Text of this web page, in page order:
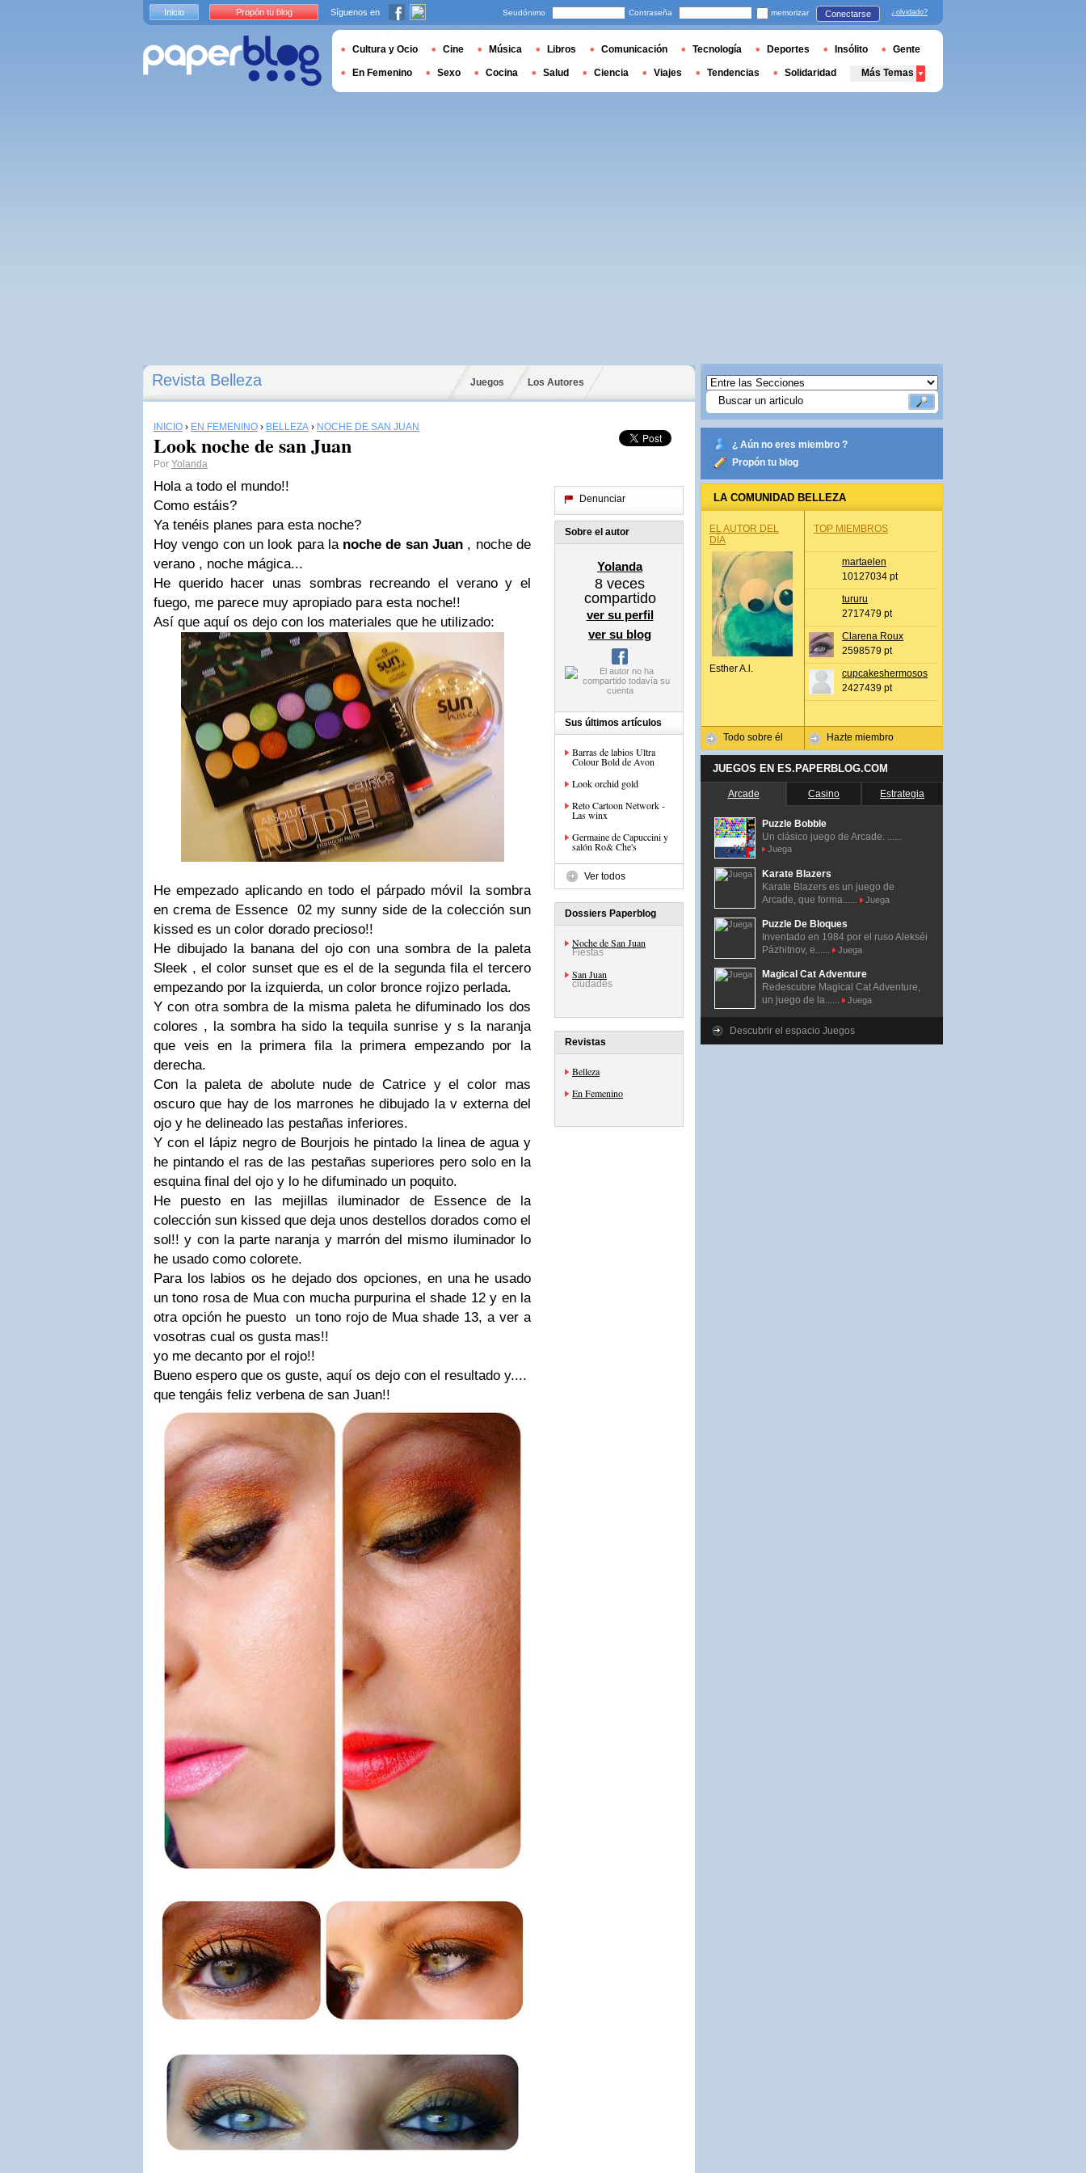
Revista Belleza Juegos Los Autores
INICIO › EN FEMENINO › BELLEZA › NOCHE DE SAN JUAN
Look noche de san Juan
Por Yolanda
Hola a todo el mundo!!
Como estáis?
Ya tenéis planes para esta noche?
Hoy vengo con un look para la noche de san Juan , noche de
verano , noche mágica...
He querido hacer unas sombras recreando el verano y el
fuego, me parece muy apropiado para esta noche!!
Así que aquí os dejo con los materiales que he utilizado:
He empezado aplicando en todo el párpado móvil la sombra
en crema de Essence 02 my sunny side de la colección sun
kissed es un color dorado precioso!!
He dibujado la banana del ojo con una sombra de la paleta
Sleek , el color sunset que es el de la segunda fila el tercero
empezando por la izquierda, un color bronce rojizo perlada.
Y con otra sombra de la misma paleta he difuminado los dos
colores , la sombra ha sido la tequila sunrise y s la naranja
que veis en la primera fila la primera empezando por la
derecha.
Con la paleta de abolute nude de Catrice y el color mas
oscuro que hay de los marrones he dibujado la v externa del
ojo y he delineado las pestañas inferiores.
Y con el lápiz negro de Bourjois he pintado la linea de agua y
he pintando el ras de las pestañas superiores pero solo en la
esquina final del ojo y lo he difuminado un poquito.
He puesto en las mejillas iluminador de Essence de la
colección sun kissed que deja unos destellos dorados como el
sol!! y con la parte naranja y marrón del mismo iluminador lo
he usado como colorete.
Para los labios os he dejado dos opciones, en una he usado
un tono rosa de Mua con mucha purpurina el shade 12 y en la
otra opción he puesto un tono rojo de Mua shade 13, a ver a
vosotras cual os gusta mas!!
yo me decanto por el rojo!!
Bueno espero que os guste, aquí os dejo con el resultado y....
que tengáis feliz verbena de san Juan!!
Denunciar
Sobre el autor
Yolanda
8 veces
compartido
ver su perfil
ver su blog
Sus últimos artículos
Barras de labios Ultra
Colour Bold de Avon
Look orchid gold
Reto Cartoon Network -
Las winx
Germaine de Capuccini y
salón Ro& Che's
Ver todos
Dossiers Paperblog
Noche de San Juan
Fiestas
San Juan
ciudades
Revistas
Belleza
En Femenino
¿ Aún no eres miembro ?
Propón tu blog
LA COMUNIDAD BELLEZA
EL AUTOR DEL
DÍA
Esther A.l.
Todo sobre él
TOP MIEMBROS
martaelen
10127034 pt
tururu
2717479 pt
Clarena Roux
2598579 pt
cupcakeshermosos
2427439 pt
Hazte miembro
JUEGOS EN ES.PAPERBLOG.COM
Arcade Casino Estrategia
Puzzle Bobble
Un clásico juego de Arcade. ......
Juega
Karate Blazers
Karate Blazers es un juego de
Arcade, que forma......
Juega
Puzzle De Bloques
Inventado en 1984 por el ruso Alekséi
Pázhitnov, e......
Juega
Magical Cat Adventure
Redescubre Magical Cat Adventure,
un juego de la......
Juega
Descubrir el espacio Juegos
Inicio Propón tu blog Síguenos en Seudónimo Contraseña memorizar Conectarse ¿olvidado?
Cultura y Ocio Cine Música Libros Comunicación Tecnología Deportes Insólito Gente
En Femenino Sexo Cocina Salud Ciencia Viajes Tendencias Solidaridad Más Temas